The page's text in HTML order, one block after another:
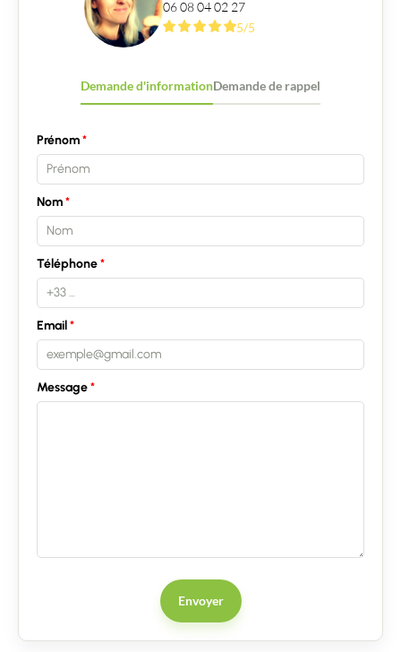
Contacter un conseiller
Acheter
Actualités
06 08 04 02 27
5/5
Demande d'informationDemande de rappel
Prénom
Nom
Téléphone
Email
Message
Envoyer